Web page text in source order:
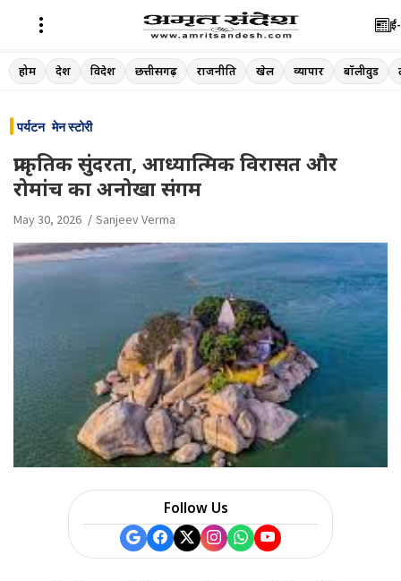
Skip
to
होम देश विदेश छत्तीसगढ़ राजनीति खेल व्यापार बॉलीवुड
पर्यटन मेन स्टोरी
प्राकृतिक सुंदरता, आध्यात्मिक विरासत और
रोमांच का अनोखा संगम
May 30, 2026 Sanjeev Verma
Follow Us